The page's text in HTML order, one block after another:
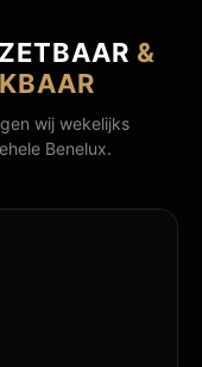
&
wij wekelijks
Benelux.